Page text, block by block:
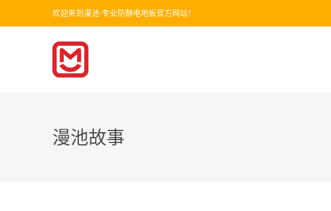
欢迎来到漫池-专业防静电地板官方网站！
漫池故事